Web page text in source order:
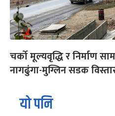
चर्को मूल्यवृद्धि र निर्माण
नागढुंगा-मुग्लिन सडक
यो पनि